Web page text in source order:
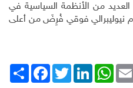
العديد من الأنظمة السياسية في
نيوليبرالي فوقي فُرِضَ من أعلى
انشر
FacebookTwitterLinkedIn
WhatsApp